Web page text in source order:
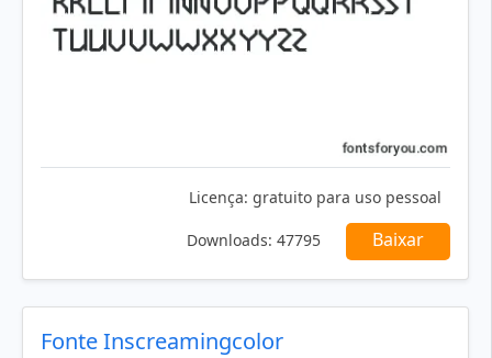
Licença: gratuito para uso pessoal
Downloads: 47795 Baixar
Fonte Inscreamingcolor